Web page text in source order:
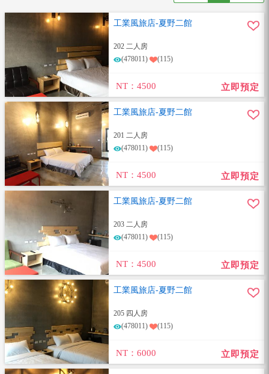
工業風旅店-夏野二館
202 二人房
(478011)
(115)
NT：4500 立即預定
工業風旅店-夏野二館
201 二人房
(478011)
(115)
NT：4500 立即預定
工業風旅店-夏野二館
203 二人房
(478011)
(115)
NT：4500 立即預定
工業風旅店-夏野二館
205 四人房
(478011)
(115)
NT：6000 立即預定